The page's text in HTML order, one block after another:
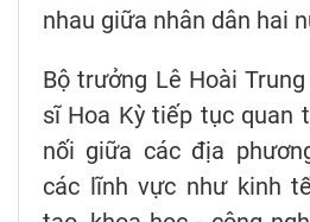
nhau giữa nhân dân hai
Bộ trưởng Lê Hoài
sĩ Hoa Kỳ tiếp tục quan
nối giữa các địa
các lĩnh vực như kinh